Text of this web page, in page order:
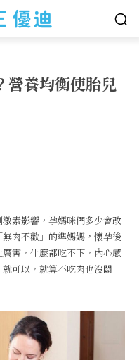
營養均衡使胎兒
素影響，孕媽咪們多少會改
肉不歡」的準媽媽，懷孕後
害，什麼都吃不下，內心感
可以，就算不吃肉也沒關